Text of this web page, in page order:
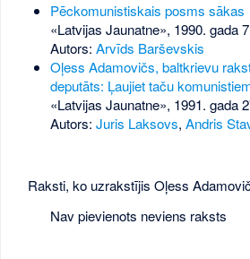
Pēckomunistiskais posms sākas
«Latvijas Jaunatne», 1990. gada
Autors: Arvīds Barševskis
Oļess Adamovičs, baltkrievu
deputāts: Ļaujiet taču
«Latvijas Jaunatne», 1991. gada
Autors: Juris Laksovs, Andris
Raksti, ko uzrakstījis Oļess
Nav pievienots neviens raksts